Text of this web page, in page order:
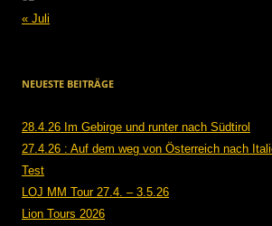
« Juli
NEUESTE BEITRÄGE
28.4.26 Im Gebirge und runter nach Südtirol
27.4.26 : Auf dem weg von Österreich nach
Test
LOJ MM Tour 27.4. – 3.5.26
Lion Tours 2026